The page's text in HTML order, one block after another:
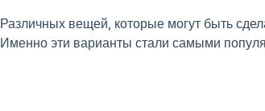
Различных вещей, которые могут быть
Именно эти варианты стали самыми